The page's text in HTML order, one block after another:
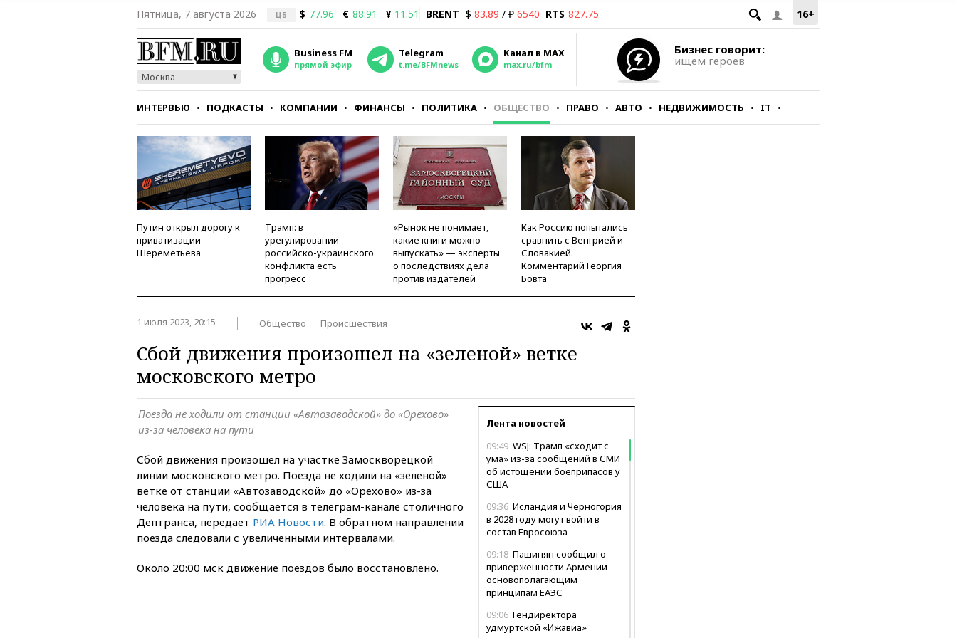
16+
Пятница, 7 августа 2026 ЦБ $ 77.96 € 88.91 ¥ 11.51 BRENT $ 83.89 / ₽ 6540 RTS 827.75
Москва
Business FM
прямой эфир
Telegram
t.me/BFMnews
Канал в MAX
max.ru/bfm
Бизнес говорит:
ищем героев
ИНТЕРВЬЮ ПОДКАСТЫ КОМПАНИИ ФИНАНСЫ ПОЛИТИКА ОБЩЕСТВО ПРАВО АВТО НЕДВИЖИМОСТЬ IT
СТИЛЬ ТЕСТЫ
Путин открыл дорогу к
приватизации
Шереметьева
Трамп: в
урегулировании
российско-украинского
конфликта есть
прогресс
«Рынок не понимает,
какие книги можно
выпускать» — эксперты
о последствиях дела
против издателей
Как Россию попытались
сравнить с Венгрией и
Словакией.
Комментарий Георгия
Бовта
1 июля 2023, 20:15 Общество Происшествия
Сбой движения произошел на «зеленой» ветке
московского метро
Лента новостей
09:49 WSJ: Трамп «сходит с
ума» из-за сообщений в СМИ
об истощении боеприпасов у
США
09:36 Исландия и Черногория
в 2028 году могут войти в
состав Евросоюза
09:18 Пашинян сообщил о
приверженности Армении
основополагающим
принципам ЕАЭС
09:06 Гендиректора
удмуртской «Ижавиа»
Поезда не ходили от станции «Автозаводской» до «Орехово»
из-за человека на пути
Сбой движения произошел на участке Замоскворецкой
линии московского метро. Поезда не ходили на «зеленой»
ветке от станции «Автозаводской» до «Орехово» из-за
человека на пути, сообщается в телеграм-канале столичного
Дептранса, передает РИА Новости. В обратном направлении
поезда следовали с увеличенными интервалами.
Около 20:00 мск движение поездов было восстановлено.